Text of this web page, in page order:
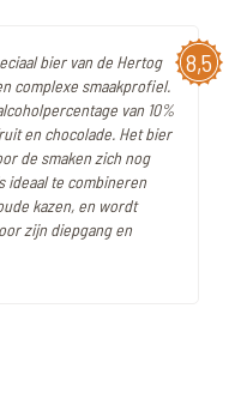
8,5
bier van de Hertog
complexe smaakprofiel.
van 10%
en chocolade. Het bier
de smaken zich nog
ideaal te combineren
kazen, en wordt
zijn diepgang en